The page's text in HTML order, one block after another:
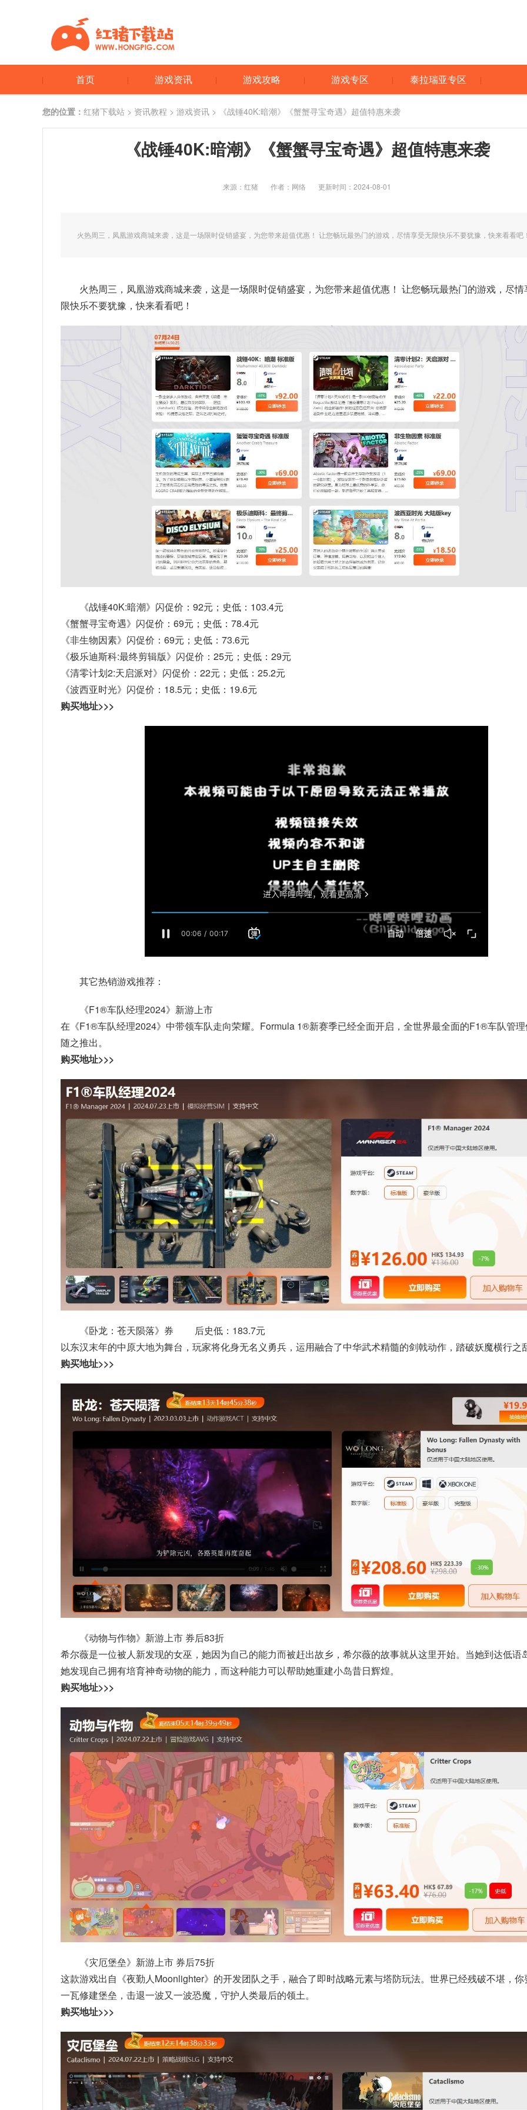
首页 游戏资讯 游戏攻略 游戏专区 泰拉瑞亚专区
您的位置： 红猪下载站 > 资讯教程 > 游戏资讯 > 《战锤40K:暗潮》《蟹蟹寻宝奇遇》超值特惠来袭
《战锤40K:暗潮》《蟹蟹寻宝奇遇》超值特惠来袭
来源：红猪 作者：网络 更新时间：2024-08-01
火热周三，凤凰游戏商城来袭，这是一场限时促销盛宴，为您带来超值优惠！ 让您畅玩最热门的游戏，尽情享受无限快乐不要犹豫，快来看看吧
火热周三，凤凰游戏商城来袭，这是一场限时促销盛宴，为您带来超值优惠！ 让您畅玩最热门的游戏，尽情
限快乐不要犹豫，快来看看吧！
《战锤40K:暗潮》闪促价：92元；史低：103.4元
《蟹蟹寻宝奇遇》闪促价：69元；史低：78.4元
《非生物因素》闪促价：69元；史低：73.6元
《极乐迪斯科:最终剪辑版》闪促价：25元；史低：29元
《清零计划2:天启派对》闪促价：22元；史低：25.2元
《波西亚时光》闪促价：18.5元；史低：19.6元
购买地址>>>
其它热销游戏推荐：
《F1®车队经理2024》新游上市
在《F1®车队经理2024》中带领车队走向荣耀。Formula 1®新赛季已经全面开启，全世界最全面的F1®车队管
随之推出。
购买地址>>>
《卧龙：苍天陨落》券 后史低：183.7元
以东汉末年的中原大地为舞台，玩家将化身无名义勇兵，运用融合了中华武术精髓的剑戟动作，踏破妖魔横行之
购买地址>>>
《动物与作物》新游上市 券后83折
希尔薇是一位被人新发现的女巫，她因为自己的能力而被赶出故乡，希尔薇的故事就从这里开始。当她到达低语
她发现自己拥有培育神奇动物的能力，而这种能力可以帮助她重建小岛昔日辉煌。
购买地址>>>
《灾厄堡垒》新游上市 券后75折
这款游戏出自《夜勤人Moonlighter》的开发团队之手，融合了即时战略元素与塔防玩法。世界已经残破不堪，你
一瓦修建堡垒，击退一波又一波恐魔，守护人类最后的领土。
购买地址>>>